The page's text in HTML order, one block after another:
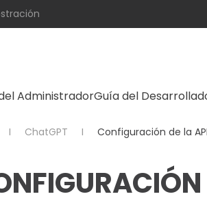
AdministradorGuía del
ChatGPT Configuración de la